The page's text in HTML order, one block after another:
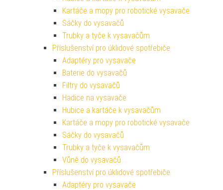
Kartáče a mopy pro robotické vysavače
Sáčky do vysavačů
Trubky a tyče k vysavačům
Příslušenství pro úklidové spotřebiče
Adaptéry pro vysavače
Baterie do vysavačů
Filtry do vysavačů
Hadice na vysavače
Hubice a kartáče k vysavačům
Kartáče a mopy pro robotické vysavače
Sáčky do vysavačů
Trubky a tyče k vysavačům
Vůně do vysavačů
Příslušenství pro úklidové spotřebiče
Adaptéry pro vysavače